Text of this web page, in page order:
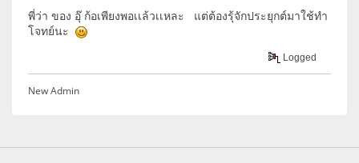
พี่ว่า ของ อุ๊ ก้อเพียงพอเเล้วเเหละ แต่ต้องรุ้จักประยุกต์มาใช้ทำ
โจทย์นะ
Logged
New Admin